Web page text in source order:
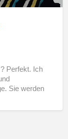
Perfekt. Ich
Sie werden